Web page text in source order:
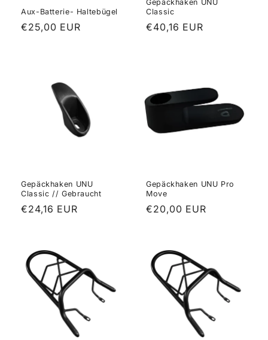
Aux-Batterie- Haltebügel
Normaler
€25,00 EUR
Gepäckhaken UNU
Classic
Normaler
€40,16 EUR
Gepäckhaken UNU
Classic // Gebraucht
Normaler
€24,16 EUR
Gepäckhaken UNU Pro
Move
Normaler
€20,00 EUR